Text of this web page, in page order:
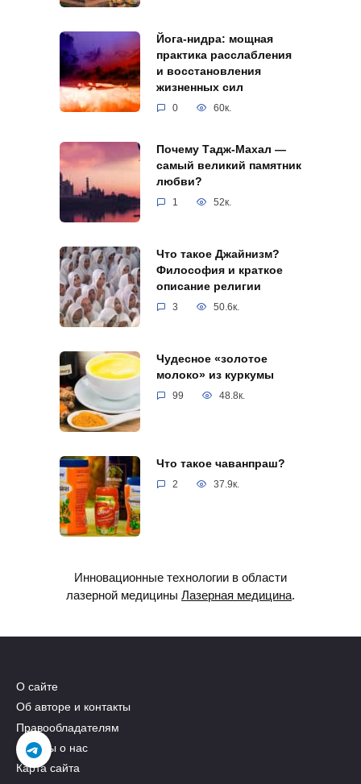
Йога-нидра: мощная
практика расслабления
и восстановления
жизненных сил
0 60к.
Почему Тадж-Махал —
самый великий памятник
любви?
1 52к.
Что такое Джайнизм?
Философия и краткое
описание религии
3 50.6к.
Чудесное «золотое
молоко» из куркумы
99 48.8к.
Что такое чаванпраш?
2 37.9к.
Инновационные технологии в области
лазерной медицины Лазерная медицина.
О сайте
Об авторе и контакты
Правообладателям
Отзывы о нас
Карта сайта